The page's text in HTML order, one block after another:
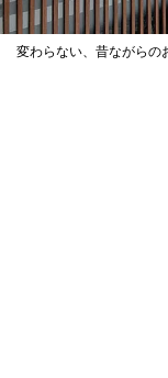
変わらない、昔ながらの